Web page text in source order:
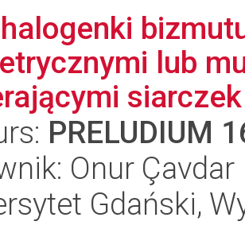
lub
PRELUDIUM
Onur Çavdar
Gdański,